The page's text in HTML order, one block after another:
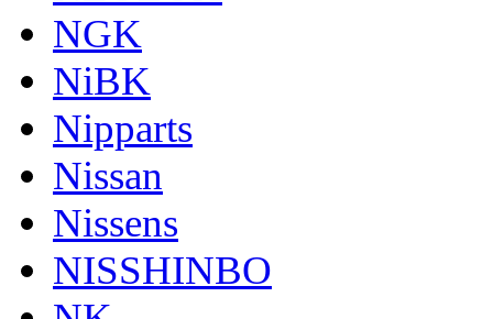
NGK
NiBK
Nipparts
Nissan
Nissens
NISSHINBO